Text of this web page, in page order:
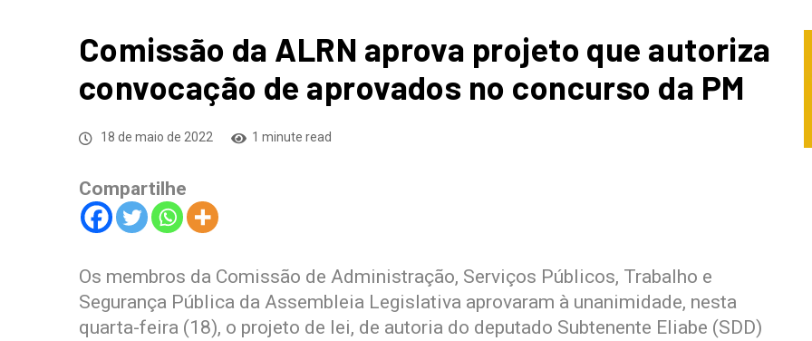
Comissão da ALRN aprova projeto que autoriza
convocação de aprovados no concurso da PM
18 de maio de 2022 1 minute read
Compartilhe
Os membros da Comissão de Administração, Serviços Públicos, Trabalho e
Segurança Pública da Assembleia Legislativa aprovaram à unanimidade, nesta
quarta-feira (18), o projeto de lei, de autoria do deputado Subtenente Eliabe (SDD)